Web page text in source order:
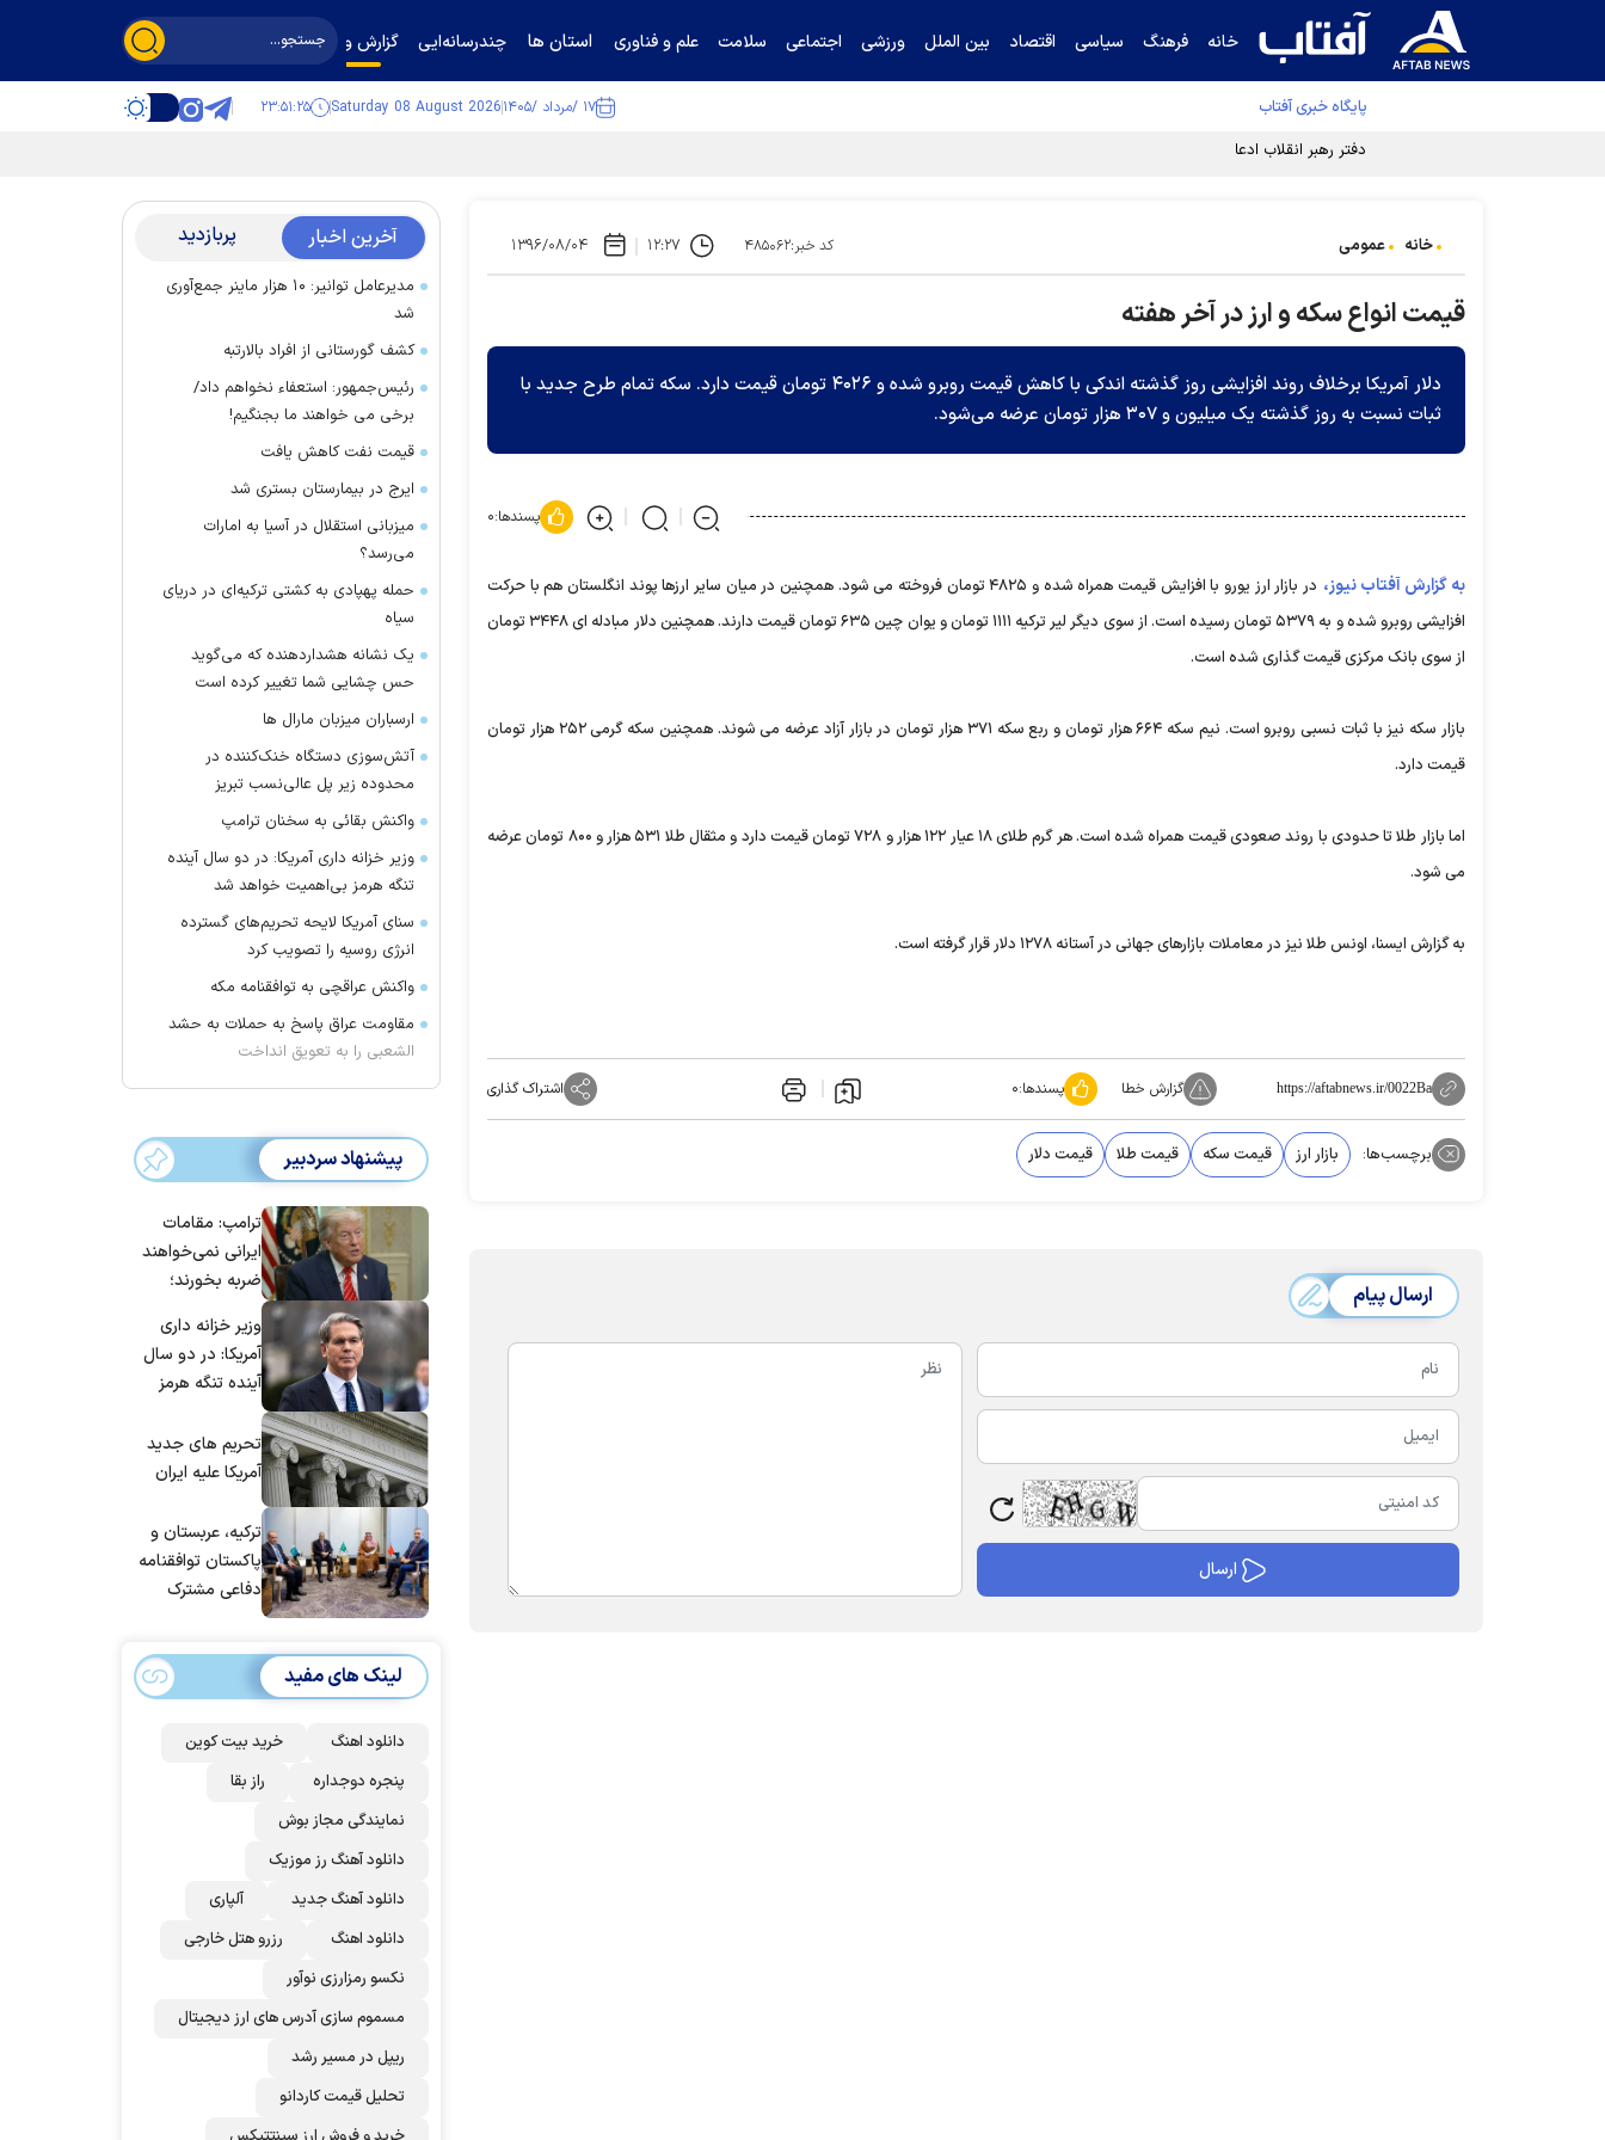
خانه فرهنگ سیاسی اقتصاد بین الملل ورزشی اجتماعی سلامت علم و فناوری استان ها چندرسانه‌ایی گزارش و گفت‌وگو
پایگاه خبری آفتاب ۱۷ /مرداد /۱۴۰۵ Saturday 08 August 2026 ۲۳:۵۱:۲۵
دفتر رهبر انقلاب ادعای خرازی درباره پزشکیان را تکذیب کرد
خانه عمومی کد خبر:۴۸۵۰۶۲ ۱۲:۲۷ ۱۳۹۶/۰۸/۰۴
قیمت انواع سکه و ارز در آخر هفته
دلار آمریکا برخلاف روند افزایشی روز گذشته اندکی با کاهش قیمت روبرو شده و ۴۰۲۶ تومان قیمت دارد. سکه تمام طرح جدید با
ثبات نسبت به روز گذشته یک میلیون و ۳۰۷ هزار تومان عرضه می‌شود.
پسندها:۰
به گزارش آفتاب نیوز،
در بازار ارز یورو با افزایش قیمت همراه شده و ۴۸۲۵ تومان فروخته می شود. همچنین در میان سایر ارزها پوند انگلستان هم با حرکت
افزایشی روبرو شده و به ۵۳۷۹ تومان رسیده است. از سوی دیگر لیر ترکیه ۱۱۱۱ تومان و یوان چین ۶۳۵ تومان قیمت دارند. همچنین دلار مبادله ای ۳۴۴۸ تومان
از سوی بانک مرکزی قیمت گذاری شده است.
بازار سکه نیز با ثبات نسبی روبرو است. نیم سکه ۶۶۴ هزار تومان و ربع سکه ۳۷۱ هزار تومان در بازار آزاد عرضه می شوند. همچنین سکه گرمی ۲۵۲ هزار تومان
قیمت دارد.
اما بازار طلا تا حدودی با روند صعودی قیمت همراه شده است. هر گرم طلای ۱۸ عیار ۱۲۲ هزار و ۷۲۸ تومان قیمت دارد و مثقال طلا ۵۳۱ هزار و ۸۰۰ تومان عرضه
می شود.
به گزارش ایسنا، اونس طلا نیز در معاملات بازارهای جهانی در آستانه ۱۲۷۸ دلار قرار گرفته است.
https://aftabnews.ir/0022Ba گزارش خطا پسندها:۰ اشتراک گذاری
برچسب‌ها: بازار ارز قیمت سکه قیمت طلا قیمت دلار
ارسال پیام
آخرین اخبار پربازدید
مدیرعامل توانیر: ۱۰ هزار ماینر جمع‌آوری
شد
کشف گورستانی از افراد بالارتبه
رئیس‌جمهور: استعفاء نخواهم داد/
برخی می خواهند ما بجنگیم!
قیمت نفت کاهش یافت
ایرج در بیمارستان بستری شد
میزبانی استقلال در آسیا به امارات
می‌رسد؟
حمله پهپادی به کشتی ترکیه‌ای در دریای
سیاه
یک نشانه هشداردهنده که می‌گوید
حس چشایی شما تغییر کرده است
ارسباران میزبان مارال ها
آتش‌سوزی دستگاه خنک‌کننده در
محدوده زیر پل عالی‌نسب تبریز
واکنش بقائی به سخنان ترامپ
وزیر خزانه داری آمریکا: در دو سال آینده
تنگه هرمز بی‌اهمیت خواهد شد
سنای آمریکا لایحه تحریم‌های گسترده
انرژی روسیه را تصویب کرد
واکنش عراقچی به توافقنامه مکه
مقاومت عراق پاسخ به حملات به حشد
الشعبی را به تعویق انداخت
پیشنهاد سردبیر
ترامپ: مقامات
ایرانی نمی‌خواهند
ضربه بخورند؛
توافق برسند
وزیر خزانه داری
آمریکا: در دو سال
آینده تنگه هرمز
شد
تحریم های جدید
آمریکا علیه ایران
ترکیه، عربستان و
پاکستان توافقنامه
دفاعی مشترک
لینک های مفید
دانلود اهنگ
خرید بیت کوین
پنجره دوجداره
راز بقا
نمایندگی مجاز بوش
دانلود آهنگ رز‌ موزیک
دانلود آهنگ جدید
آلپاری
دانلود اهنگ
رزرو هتل خارجی
نکسو رمزارزی نوآور
مسموم سازی آدرس های ارز دیجیتال
ریپل در مسیر رشد
تحلیل قیمت کاردانو